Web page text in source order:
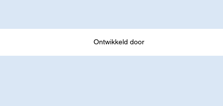
Ontwikkeld door